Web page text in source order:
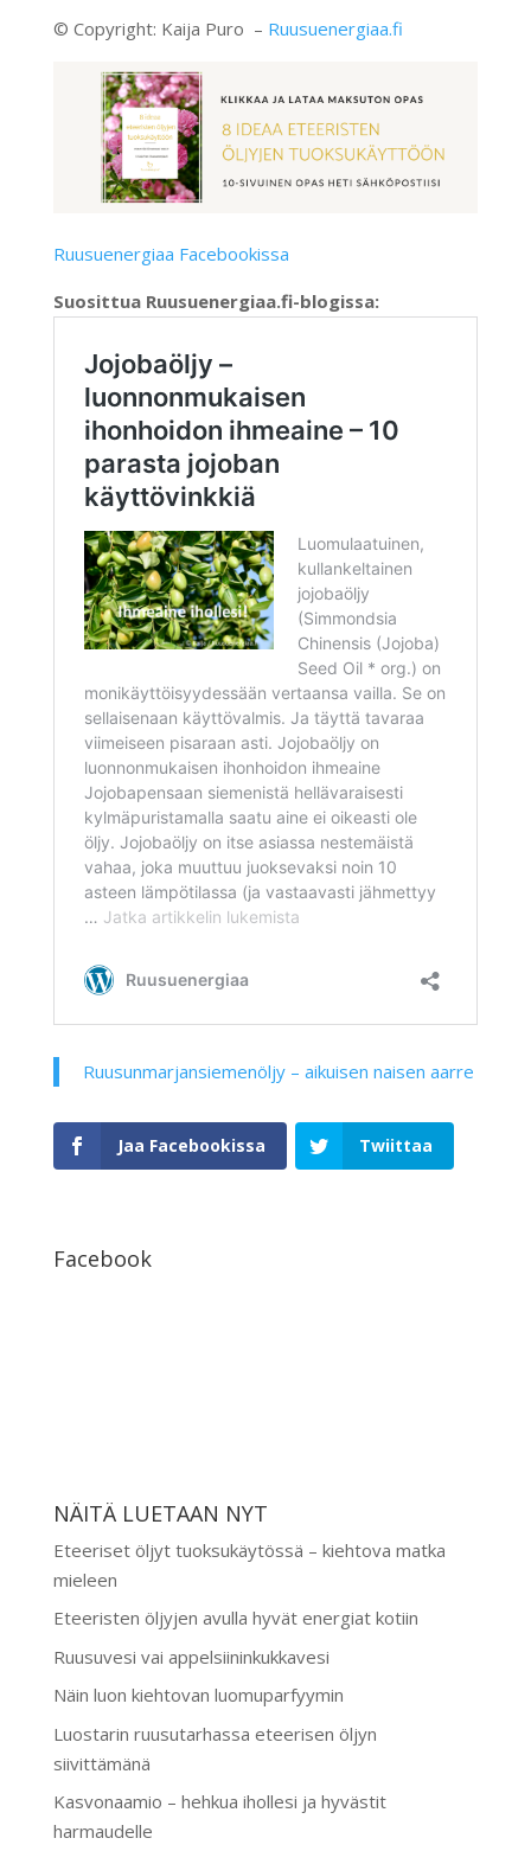
© Copyright: Kaija Puro – Ruusuenergiaa.fi
Ruusuenergiaa Facebookissa
Suosittua Ruusuenergiaa.fi-blogissa:
Ruusunmarjansiemenöljy – aikuisen naisen aarre
Jaa Facebookissa Twiittaa
Facebook
NÄITÄ LUETAAN NYT
Eteeriset öljyt tuoksukäytössä – kiehtova matka
mieleen
Eteeristen öljyjen avulla hyvät energiat kotiin
Ruusuvesi vai appelsiininkukkavesi
Näin luon kiehtovan luomuparfyymin
Luostarin ruusutarhassa eteerisen öljyn
siivittämänä
Kasvonaamio – hehkua ihollesi ja hyvästit
harmaudelle